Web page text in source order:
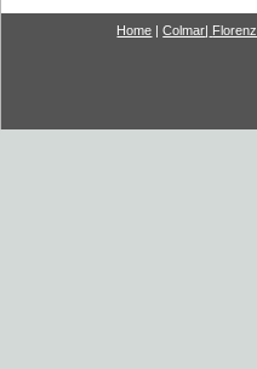
Home |Colmar| Florenz